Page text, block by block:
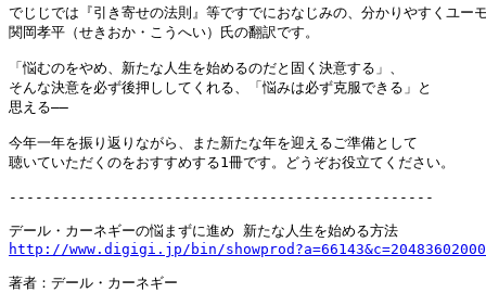
でじじでは『引き寄せの法則』等ですでにおなじみの、分かりやすくユー
関岡孝平（せきおか・こうへい）氏の翻訳です。
「悩むのをやめ、新たな人生を始めるのだと固く決意する」、
そんな決意を必ず後押ししてくれる、「悩みは必ず克服できる」と
思える――
今年一年を振り返りながら、また新たな年を迎えるご準備として
聴いていただくのをおすすめする1冊です。どうぞお役立てください。
-------------------------------------------------
http://www.digigi.jp/bin/
著者：デール・カーネギー